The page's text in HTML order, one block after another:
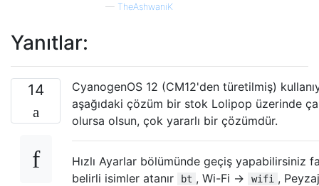
— TheAshwaniK
Yanıtlar:
14
CyanogenOS 12 (CM12'den türetilmiş)
aşağıdaki çözüm bir stok Lolipop üzerinde
olursa olsun, çok yararlı bir çözümdür.
Hızlı Ayarlar bölümünde geçiş yapabilirsiniz
belirli isimler atanır
bt , Wi-Fi -> wifi ,